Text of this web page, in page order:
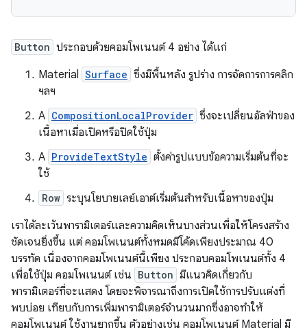
Button ประกอบด้วยคอมโพเนนต์ 4 อย่าง ได้แก่
Material
Surface ซึ่งมีพื้นหลัง รูปร่าง การจัดการการคลิก
ฯลฯ
A CompositionLocalProvider ซึ่งจะเปลี่ยนอัลฟ่าของ
เนื้อหาเมื่อเปิดหรือปิดใช้ปุ่ม
A ProvideTextStyle ตั้งค่ารูปแบบข้อความเริ่มต้นที่จะ
ใช้
Row ระบุนโยบายเลย์เอาต์เริ่มต้นสำหรับเนื้อหาของปุ่ม
เราได้ละเว้นพารามิเตอร์และความคิดเห็นบางส่วนเพื่อให้โครงสร้าง
ชัดเจนยิ่งขึ้น แต่ คอมโพเนนต์ทั้งหมดมีโค้ดเพียงประมาณ 40
บรรทัด เนื่องจากคอมโพเนนต์นี้เพียง ประกอบคอมโพเนนต์ทั้ง 4
เพื่อใช้ปุ่ม คอมโพเนนต์ เช่น Button มีแนวคิดเกี่ยวกับ
พารามิเตอร์ที่จะแสดง โดยจะพิจารณาถึงการเปิดใช้การปรับแต่งที่
พบบ่อย เทียบกับการเพิ่มพารามิเตอร์จำนวนมากซึ่งอาจทำให้
คอมโพเนนต์ ใช้งานยากขึ้น ตัวอย่างเช่น คอมโพเนนต์ Material มี